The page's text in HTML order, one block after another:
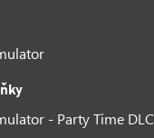
- Party Time DLC